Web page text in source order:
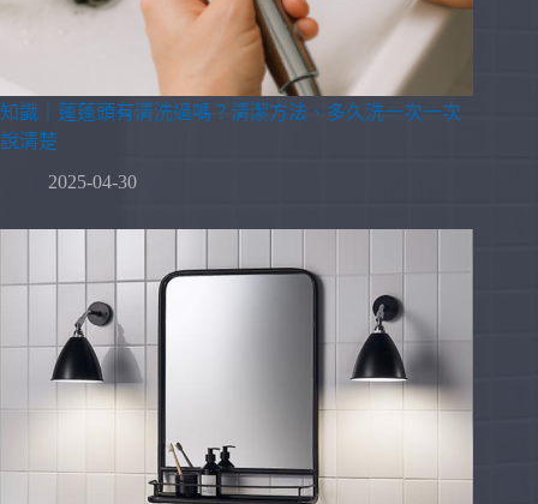
知識｜蓮蓬頭有清洗過嗎？清潔方法、多久洗一次一次
說清楚
2025-04-30